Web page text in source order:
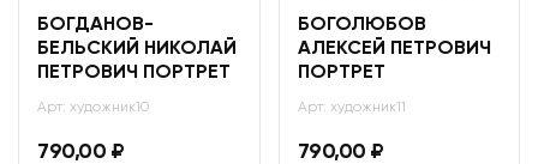
БОГДАНОВ-
БЕЛЬСКИЙ НИКОЛАЙ
ПЕТРОВИЧ ПОРТРЕТ
Арт: художник10
790,00 ₽
БОГОЛЮБОВ
АЛЕКСЕЙ ПЕТРОВИЧ
ПОРТРЕТ
Арт: художник11
790,00 ₽